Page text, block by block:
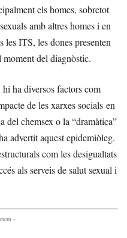
els homes, sobretot
amb altres homes i en
les ITS, les dones presenten
moment del diagnòstic.
ha diversos factors com
de les xarxes socials en
del chemsex o la “dramàtica”
advertit aquest epidemiòleg.
com les desigualtats
als serveis de salut sexual i
-